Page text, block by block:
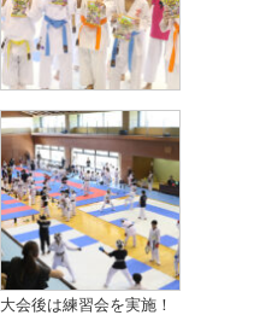
大会後は練習会を実施！